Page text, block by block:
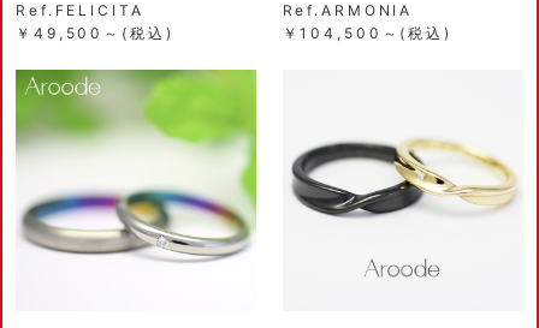
Ref.FELICITA
￥49,500～(税込)
Ref.ARMONIA
￥104,500～(税込)